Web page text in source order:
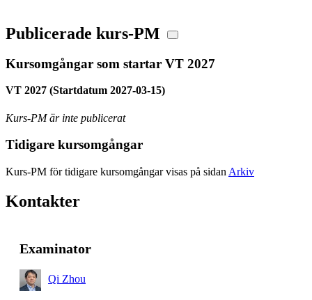
Publicerade kurs-PM
Kursomgångar som startar VT 2027
VT 2027 (Startdatum 2027-03-15)
Kurs-PM är inte publicerat
Tidigare kursomgångar
Kurs-PM för tidigare kursomgångar visas på sidan Arkiv
Kontakter
Examinator
Qi Zhou